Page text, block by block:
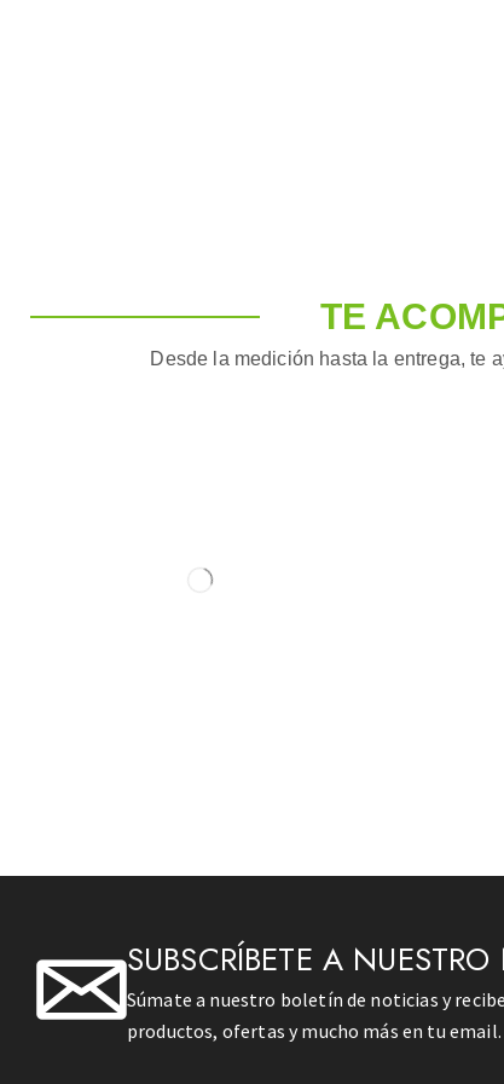
TE
Desde la medición hasta la entrega, te
SUBSCRÍBETE A
Súmate a nuestro boletín de noticias y
productos, ofertas y mucho más en tu email.